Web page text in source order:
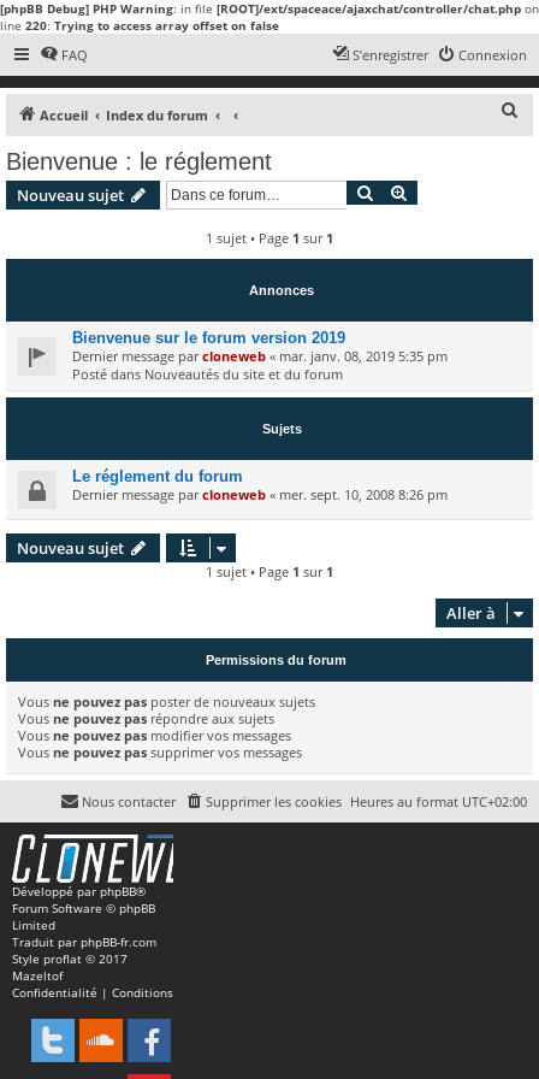
[phpBB Debug] PHP Warning: in file [ROOT]/ext/spaceace/ajaxchat/controller/chat.php on
line 220: Trying to access array offset on false
FAQ Connexion
S’enregistrer
Accueil Index du forum
r
Bienvenue : le réglement
Nouveau sujet Rechercher
1 sujet • Page 1 sur 1
Annonces
Bienvenue sur le forum version 2019
Dernier message parcloneweb « mar. janv. 08, 2019 5:35 pm
Posté dans Nouveautés du site et du forum
Sujets
Le réglement du forum
Dernier message parcloneweb « mer. sept. 10, 2008 8:26 pm
Nouveau sujet
1 sujet • Page 1 sur 1
Aller à
Permissions du forum
Vous ne pouvez pas poster de nouveaux sujets
Vous ne pouvez pas répondre aux sujets
Vous ne pouvez pas modifier vos messages
Vous ne pouvez pas supprimer vos messages
Heures au format UTC+02:00
Supprimer les cookies
Nous contacter
Développé par phpBB®
Forum Software © phpBB
Limited
Traduit par phpBB-fr.com
Style proflat © 2017
Mazeltof
Confidentialité | Conditions